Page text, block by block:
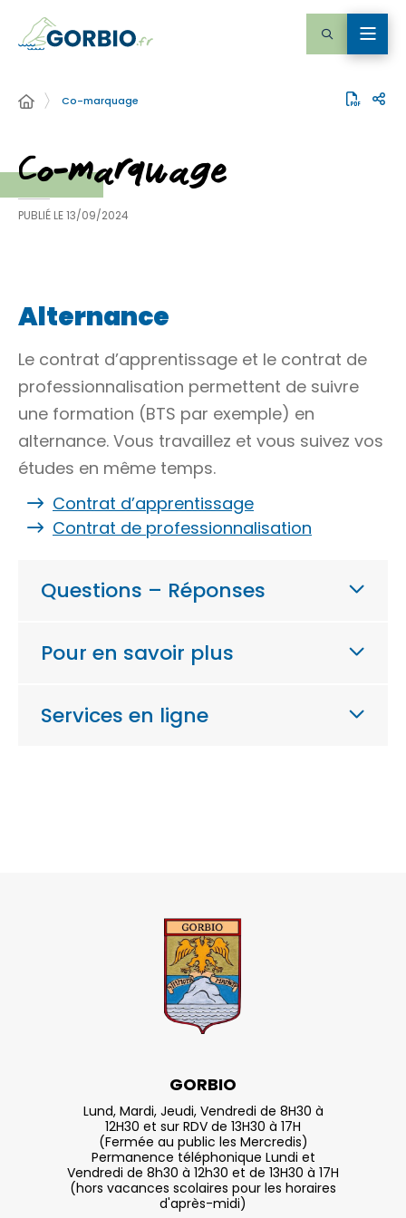
Co-marquage
Co-marquage
PUBLIÉ LE13/09/2024
Alternance
Le contrat d’apprentissage et le contrat de
professionnalisation permettent de suivre
une formation (BTS par exemple) en
alternance. Vous travaillez et vous suivez vos
études en même temps.
Contrat d’apprentissage
Contrat de professionnalisation
Questions – Réponses
Pour en savoir plus
Services en ligne
GORBIO
Lund, Mardi, Jeudi, Vendredi de 8H30 à
12H30 et sur RDV de 13H30 à 17H
(Fermée au public les Mercredis)
Permanence téléphonique Lundi et
Vendredi de 8h30 à 12h30 et de 13H30 à 17H
(hors vacances scolaires pour les horaires
d'après-midi)